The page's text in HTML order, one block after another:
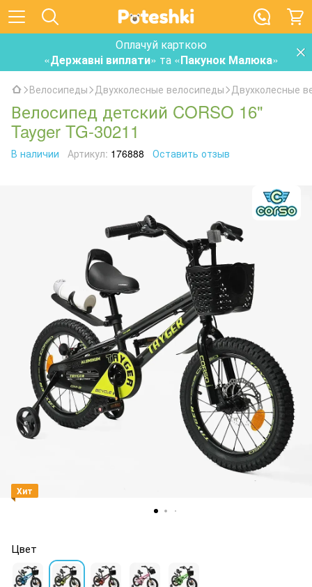
Оплачуй карткою
«Державні виплати» та «Пакунок Малюка»
Велосипеды Двухколесные велосипеды Двухколесные
Велосипед детский CORSO 16"
Tayger TG-30211
В наличии Артикул: 176888 Оставить отзыв
Хит
Цвет